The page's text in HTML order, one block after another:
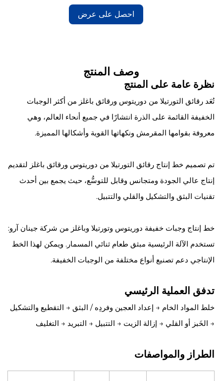
احصل على عرض
وصف المنتج
نظرة عامة على المنتج
تُعَد رقائق التورتيلا من دوريتوس ورقائق باغلز من أكثر الوجبات
الخفيفة القائمة على الذرة انتشارًا في جميع أنحاء العالم، وهي
معروفة بقوامها المقرمش ونكهاتها القوية وأشكالها المميزة.
تم تصميم خط إنتاج رقائق التورتيلا من دوريتوس ورقائق باغلز لتقديم
إنتاج عالي الجودة ومتجانس وقابل للتوسُّع، حيث يجمع بين أحدث
تقنيات البثق والتشكيل والقلي والتتبيل.
خط إنتاج وجبات خفيفة دوريتوس وتورتيلا وباغلز من شركة جينان آرو:
تستخدم الآلة الرئيسية مبثق طعام ثنائي المسمار. ويمكن لهذا الخط
الإنتاجي دعم تصنيع أنواع مختلفة من الوجبات الخفيفة.
تدفق العملية الرئيسي
خلط المواد الخام → إعداد العجين وفردِه / البثق → التقطيع والتشكيل
→ الخَبز أو القلي → إزالة الزيت → التتبيل → التبريد → التغليف
الطراز والمواصفات